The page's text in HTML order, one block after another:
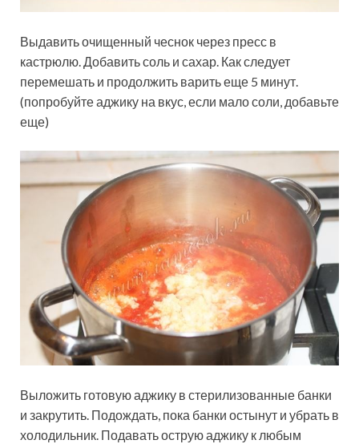
Выдавить очищенный чеснок через пресс в
кастрюлю. Добавить соль и сахар. Как следует
перемешать и продолжить варить еще 5 минут.
(попробуйте аджику на вкус, если мало соли, добавьте
еще)
Выложить готовую аджику в стерилизованные банки
и закрутить. Подождать, пока банки остынут и убрать в
холодильник. Подавать острую аджику к любым